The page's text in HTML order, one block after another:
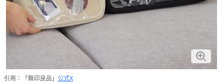
引用：「無印良品」 公式X